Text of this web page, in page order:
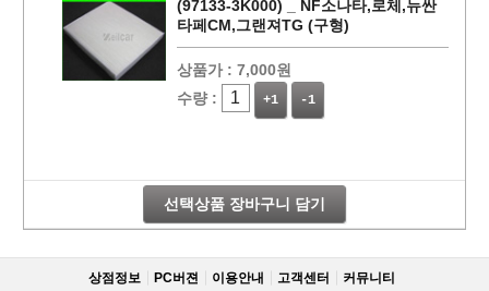
페이코 라이
구매
(97133-3K000) _ NF소나타,로체,뉴싼
타페CM,그랜져TG (구형)
상품가 : 7,000원
수량 :
+1 -1
선택상품 장바구니 담기
상점정보 PC버젼 이용안내 고객센터 커뮤니티